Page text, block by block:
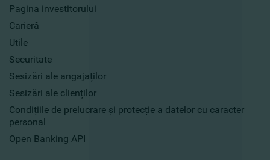
Pagina investitorului
Carieră
Utile
Securitate
Sesizări ale angajaților
Sesizări ale clienților
Condițiile de prelucrare și protecție a datelor cu caracter
personal
Open Banking API